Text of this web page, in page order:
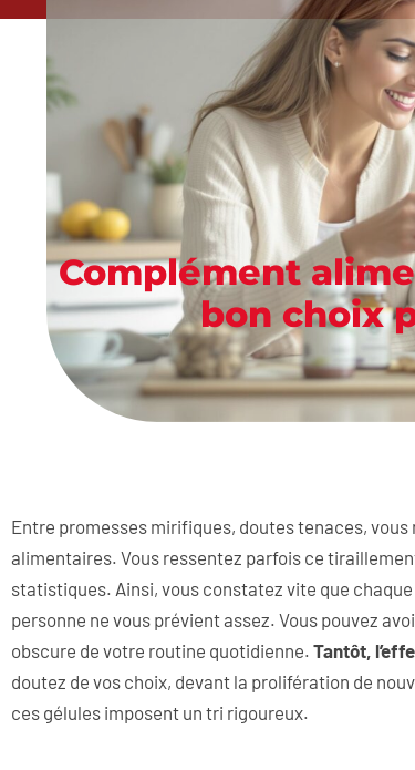
Complément
bon choix
Entre promesses mirifiques, doutes tenaces,
alimentaires. Vous ressentez parfois ce
statistiques. Ainsi, vous constatez vite que
personne ne vous prévient assez. Vous pouvez
obscure de votre routine quotidienne. Tantôt,
doutez de vos choix, devant la prolifération de
ces gélules imposent un tri rigoureux.